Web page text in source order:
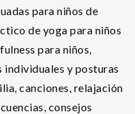
para niños de
de yoga para niños
para niños,
individuales y posturas
canciones, relajación
consejos